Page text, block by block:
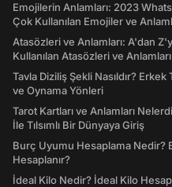
Emojilerin Anlamları: 2023
Çok Kullanılan Emojiler ve
Atasözleri ve Anlamları: A'dan
Kullanılan Atasözleri ve Anlamları
Tavla Diziliş Şekli Nasıldır? Erkek
ve Oynama Yönleri
Tarot Kartları ve Anlamları
İle Tılsımlı Bir Dünyaya Giriş
Burç Uyumu Hesaplama Nedir?
Hesaplanır?
İdeal Kilo Nedir? İdeal Kilo